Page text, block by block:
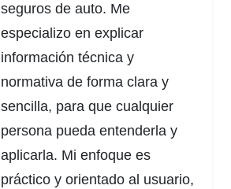
seguros de auto. Me
especializo en explicar
información técnica y
normativa de forma clara y
sencilla, para que cualquier
persona pueda entenderla y
aplicarla. Mi enfoque es
práctico y orientado al usuario,